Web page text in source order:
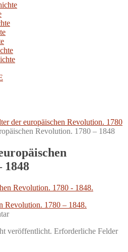
der europäischen Revolution. 1780
Revolution. 1780 – 1848
1848
Revolution. 1780 – 1848.
veröffentlicht. Erforderliche Felder